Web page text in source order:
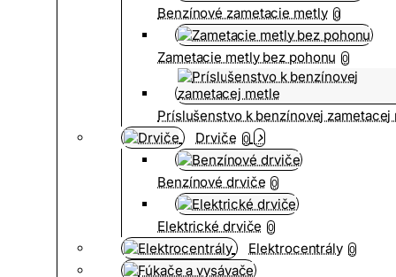
Benzínové zametacie metly 0
Zametacie metly bez pohonu 0
Príslušenstvo k benzínovej zametacej
Drviče 0
Benzínové drviče 0
Elektrické drviče 0
Elektrocentrály 0